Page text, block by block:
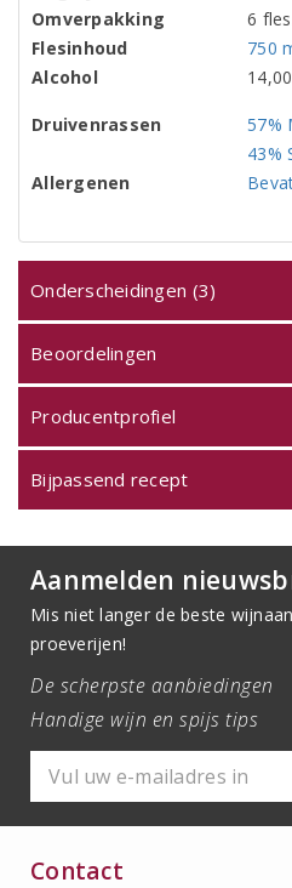
Omverpakking
6
Flesinhoud
750
Alcohol
Druivenrassen
57%
43%
Allergenen
Onderscheidingen (3)
Beoordelingen
Producentprofiel
Bijpassend recept
Aanmelden
Mis niet langer de beste
proeverijen!
De scherpste aanbiedingen
Handige wijn en spijs tips
Contact